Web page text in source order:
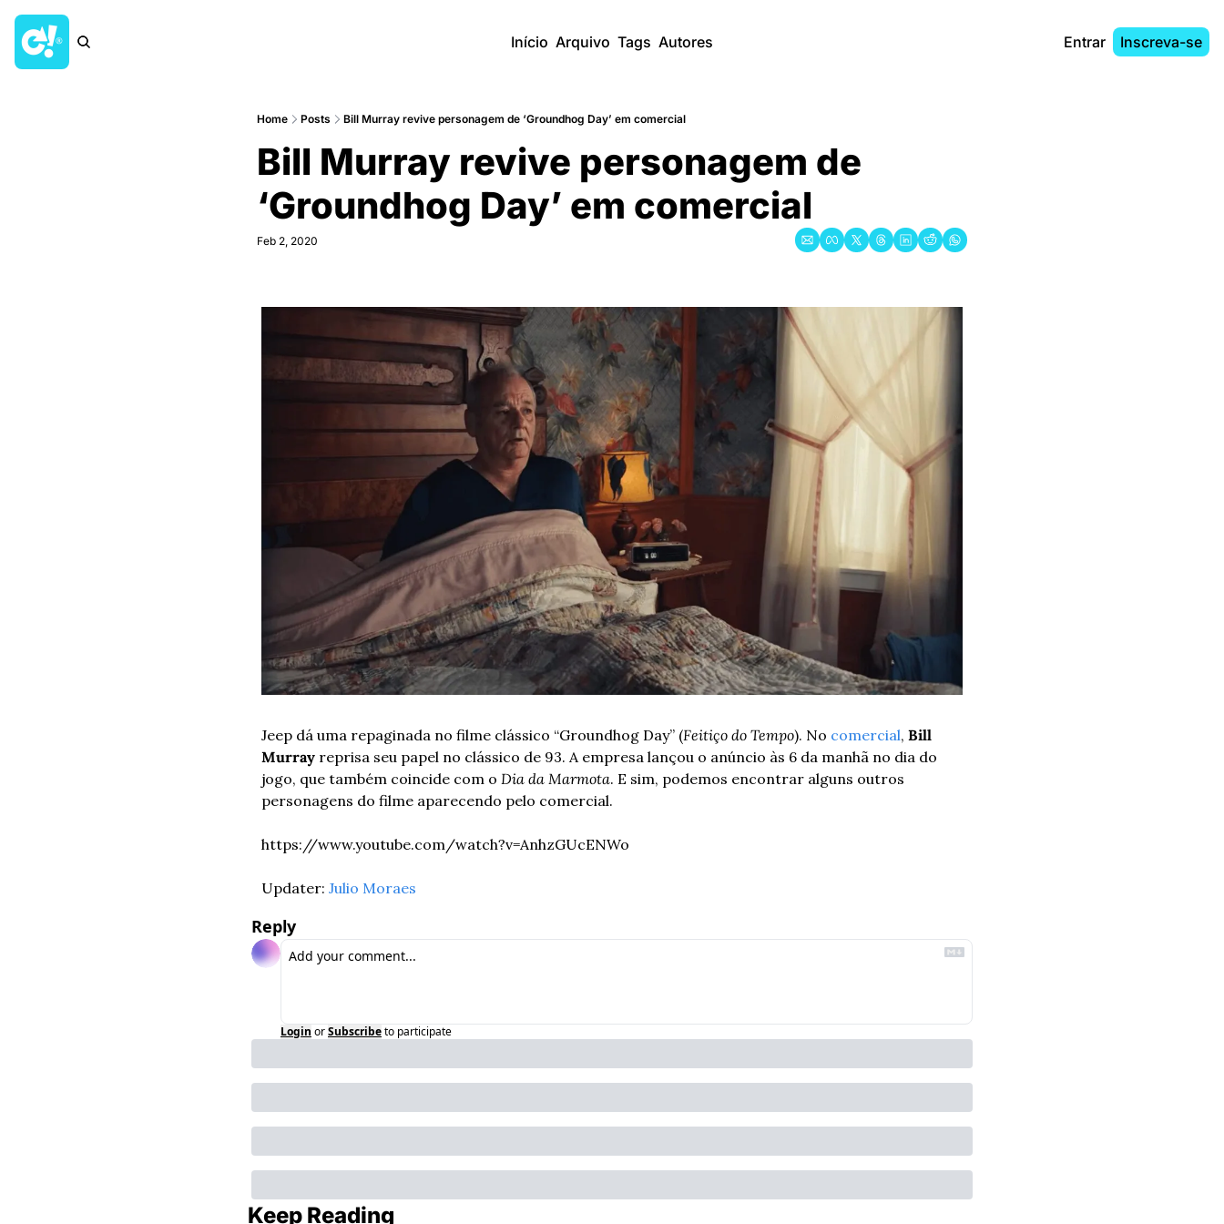
Início Arquivo Tags Autores Entrar Inscreva-se
Home Posts Bill Murray revive personagem de ‘Groundhog Day’ em comercial
Bill Murray revive personagem de
‘Groundhog Day’ em comercial
Feb 2, 2020
Jeep dá uma repaginada no filme clássico “Groundhog Day” (Feitiço do Tempo). No comercial, Bill
Murray reprisa seu papel no clássico de 93. A empresa lançou o anúncio às 6 da manhã no dia do
jogo, que também coincide com o Dia da Marmota. E sim, podemos encontrar alguns outros
personagens do filme aparecendo pelo comercial.
https://www.youtube.com/watch?v=AnhzGUcENWo
Updater: Julio Moraes
Reply
Login orSubscribeto participate
Keep Reading